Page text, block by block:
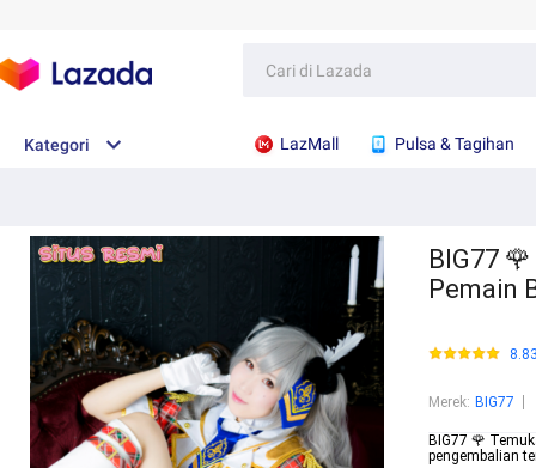
Kategori LazMall Pulsa & Tagihan
BIG77
Pemain
Merek: BIG77
BIG77 🌹
pengembalian